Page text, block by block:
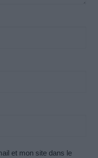
et mon site dans le